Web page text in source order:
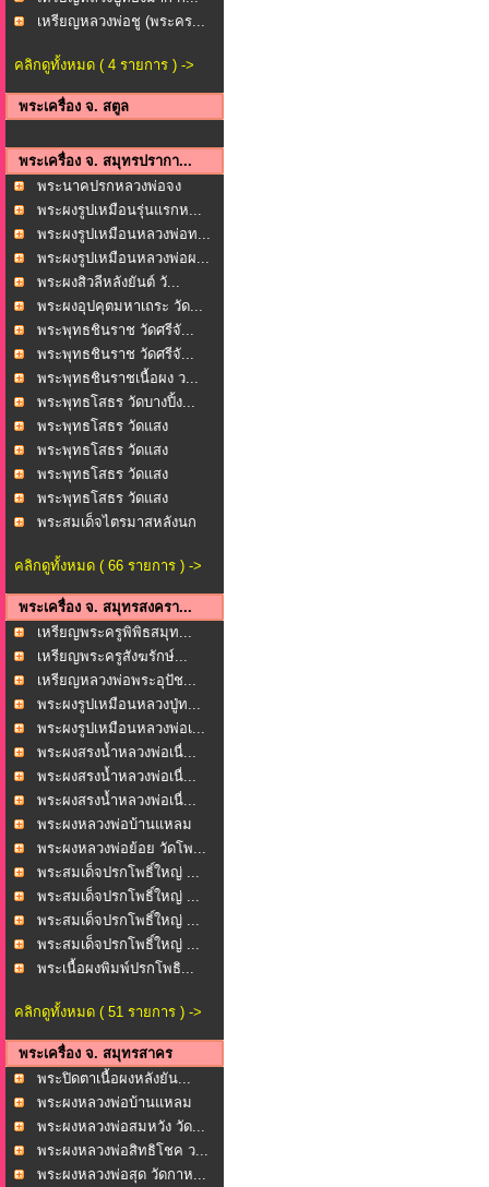
เหรียญหลวงพ่อชู (พระคร...
คลิกดูทั้งหมด ( 4 รายการ ) ->
พระเครื่อง จ. สตูล
พระเครื่อง จ. สมุทรปรากา...
พระนาคปรกหลวงพ่อจง
(พร...พระผงรูปเหมือนรุ่นแรกห...
พระผงรูปเหมือนหลวงพ่อท...
พระผงรูปเหมือนหลวงพ่อผ...
พระผงสิวลีหลังยันต์ วั...
พระผงอุปคุตมหาเถระ วัด...
พระพุทธชินราช วัดศรีจั...
พระพุทธชินราช วัดศรีจั...
พระพุทธชินราชเนื้อผง ว...
พระพุทธโสธร วัดบางปิ้ง...
พระพุทธโสธร วัดแสง
ธรรม...พระพุทธโสธร วัดแสง
ธรรม...พระพุทธโสธร วัดแสง
ธรรม...พระพุทธโสธร วัดแสง
ธรรม...พระสมเด็จไตรมาสหลังนก
คลิกดูทั้งหมด ( 66 รายการ ) ->
พระเครื่อง จ. สมุทรสงครา...
เหรียญพระครูพิพิธสมุท...
เหรียญพระครูสังฆรักษ์...
เหรียญหลวงพ่อพระอุปัช...
พระผงรูปเหมือนหลวงปู่ท...
พระผงรูปเหมือนหลวงพ่อเ...
พระผงสรงน้ำหลวงพ่อเนื่...
พระผงสรงน้ำหลวงพ่อเนื่...
พระผงสรงน้ำหลวงพ่อเนื่...
พระผงหลวงพ่อบ้านแหลม
ห...
พระผงหลวงพ่อย้อย วัดโพ...
พระสมเด็จปรกโพธิ์ใหญ่ ...
พระสมเด็จปรกโพธิ์ใหญ่ ...
พระสมเด็จปรกโพธิ์ใหญ่ ...
พระสมเด็จปรกโพธิ์ใหญ่ ...
พระเนื้อผงพิมพ์ปรกโพธิ...
คลิกดูทั้งหมด ( 51 รายการ ) ->
พระเครื่อง จ. สมุทรสาคร
พระปิดตาเนื้อผงหลังยัน...
พระผงหลวงพ่อบ้านแหลม
ว...
พระผงหลวงพ่อสมหวัง วัด...
พระผงหลวงพ่อสิทธิโชค ว...
พระผงหลวงพ่อสุด วัดกาห...